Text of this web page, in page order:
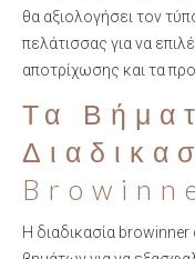
θα αξιολογήσει τον
πελάτισσας για να
αποτρίχωσης και τα
Τα
Η διαδικασία browinner